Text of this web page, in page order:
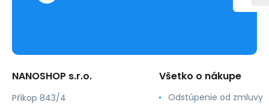
NANOSHOP s.r.o.
Příkop 843/4
Všetko o nákupe
Odstúpenie od zmluvy